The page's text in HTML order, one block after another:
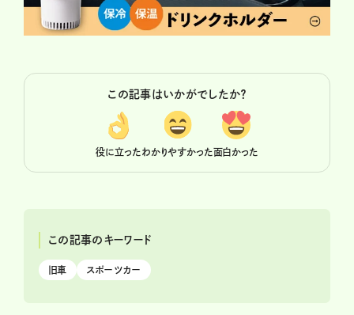
この記事はいかがでしたか？
役に立ったわかりやすかった面白かった
この記事のキーワード
旧車 スポーツカー